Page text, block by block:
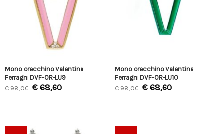
Mono orecchino Valentina
Ferragni DVF-OR-LU9
€98,00 €68,60
Mono orecchino Valentina
Ferragni DVF-OR-LU10
€98,00 €68,60